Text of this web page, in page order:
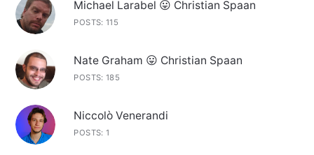
Michael Larabel 😛 Christian Spaan
POSTS: 115
Nate Graham 😛 Christian Spaan
POSTS: 185
Niccolò Venerandi
POSTS: 1